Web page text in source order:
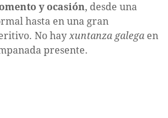
y ocasión, desde una
hasta en una gran
No hay xuntanza galega en
presente.